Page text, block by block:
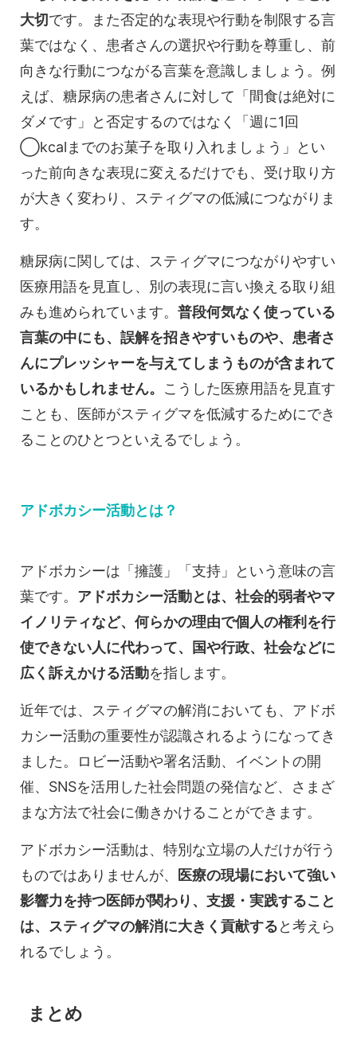
大切です。また否定的な表現や行動を制限する言
葉ではなく、患者さんの選択や行動を尊重し、前
向きな行動につながる言葉を意識しましょう。例
えば、糖尿病の患者さんに対して「間食は絶対に
ダメです」と否定するのではなく「週に1回
◯kcalまでのお菓子を取り入れましょう」とい
った前向きな表現に変えるだけでも、受け取り方
が大きく変わり、スティグマの低減につながりま
す。
糖尿病に関しては、スティグマにつながりやすい
医療用語を見直し、別の表現に言い換える取り組
みも進められています。 普段何気なく使っている
言葉の中にも、誤解を招きやすいものや、患者さ
んにプレッシャーを与えてしまうものが含まれて
いるかもしれません。 こうした医療用語を見直す
ことも、医師がスティグマを低減するためにでき
ることのひとつといえるでしょう。
アドボカシー活動とは？
アドボカシーは「擁護」「支持」という意味の言
葉です。 アドボカシー活動とは、社会的弱者やマ
イノリティなど、何らかの理由で個人の権利を行
使できない人に代わって、国や行政、社会などに
広く訴えかける活動を指します。
近年では、スティグマの解消においても、アドボ
カシー活動の重要性が認識されるようになってき
ました。ロビー活動や署名活動、イベントの開
催、SNSを活用した社会問題の発信など、さまざ
まな方法で社会に働きかけることができます。
アドボカシー活動は、特別な立場の人だけが行う
ものではありませんが、
医療の現場において強い
影響力を持つ医師が関わり、支援・実践すること
は、スティグマの解消に大きく貢献すると考えら
れるでしょう。
まとめ